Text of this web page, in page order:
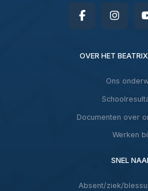
OVER HET
Ons
Documenten over
Werken
SNEL
Absent/ziek/